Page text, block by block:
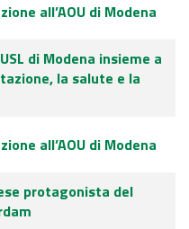
all’AOU di Modena
di Modena insieme a
la salute e la
all’AOU di Modena
protagonista del